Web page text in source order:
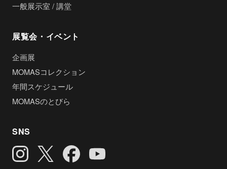
一般展示室 / 講堂
展覧会・イベント
企画展
MOMASコレクション
年間スケジュール
MOMASのとびら
SNS